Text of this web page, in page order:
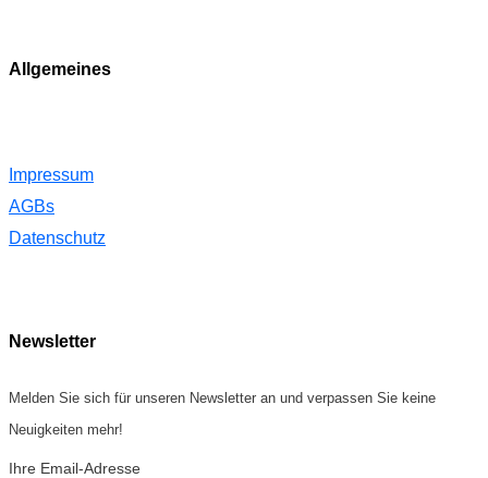
Allgemeines
Impressum
AGBs
Datenschutz
Newsletter
Melden Sie sich für unseren Newsletter an und verpassen Sie keine
Neuigkeiten mehr!
Ihre Email-Adresse